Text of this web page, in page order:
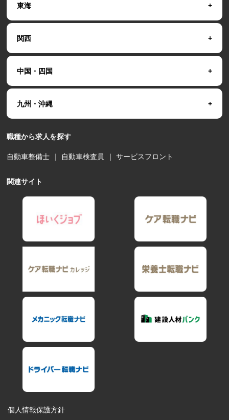
東海
関西
中国・四国
九州・沖縄
職種から求人を探す
自動車整備士 ｜ 自動車検査員 ｜サービスフロント
関連サイト
個人情報保護方針